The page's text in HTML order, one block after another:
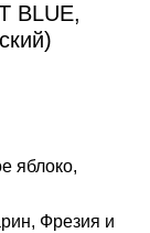
BLUE,
яблоко,
Фрезия и